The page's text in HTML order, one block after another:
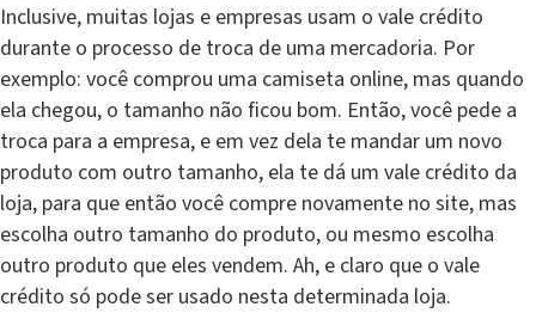
Inclusive, muitas lojas e empresas usam o vale crédito
durante o processo de troca de uma mercadoria. Por
exemplo: você comprou uma camiseta online, mas quando
ela chegou, o tamanho não ficou bom. Então, você pede a
troca para a empresa, e em vez dela te mandar um novo
produto com outro tamanho, ela te dá um vale crédito da
loja, para que então você compre novamente no site, mas
escolha outro tamanho do produto, ou mesmo escolha
outro produto que eles vendem. Ah, e claro que o vale
crédito só pode ser usado nesta determinada loja.